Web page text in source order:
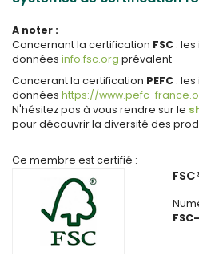
A noter :
Concernant la certification FSC :
données info.fsc.org prévalent
Concerant la certification PEFC :
données https://www.pefc-
N'hésitez pas à vous rendre sur le
pour découvrir la diversité des
Ce membre est certifié :